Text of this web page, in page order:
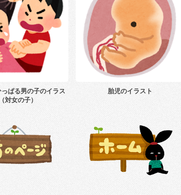
ぱる男の子のイラス
対女の子）
胎児のイラスト